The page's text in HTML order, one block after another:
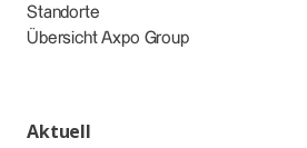
Standorte
Übersicht Axpo Group
Aktuell